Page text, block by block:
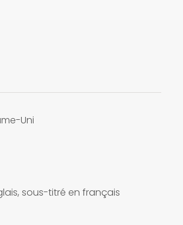
Uni
sous-titré en français